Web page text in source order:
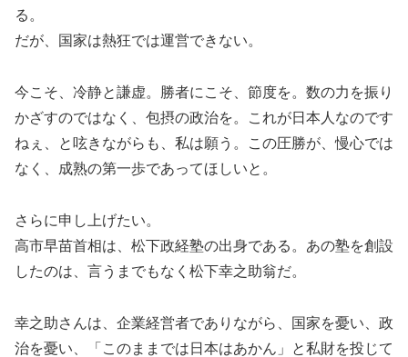
る。
だが、国家は熱狂では運営できない。
今こそ、冷静と謙虚。勝者にこそ、節度を。数の力を振り
かざすのではなく、包摂の政治を。これが日本人なのです
ねぇ、と呟きながらも、私は願う。この圧勝が、慢心では
なく、成熟の第一歩であってほしいと。
さらに申し上げたい。
高市早苗首相は、松下政経塾の出身である。あの塾を創設
したのは、言うまでもなく松下幸之助翁だ。
幸之助さんは、企業経営者でありながら、国家を憂い、政
治を憂い、「このままでは日本はあかん」と私財を投じて